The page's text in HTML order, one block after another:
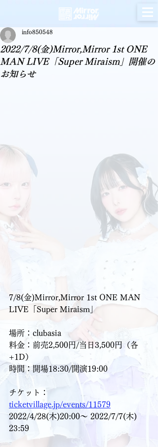
2022/7/8(金)Mirror,Mirror 1st ONE
MAN LIVE「Super Miraism」開催の
お知らせ
info850548
7/8(金)Mirror,Mirror 1st ONE MAN
LIVE「Super Miraism」
場所：clubasia
料金：前売2,500円/当日3,500円（各
+1D）
時間：開場18:30/開演19:00
チケット：
ticketvillage.jp/events/11579
2022/4/28(木)20:00〜 2022/7/7(木)
23:59